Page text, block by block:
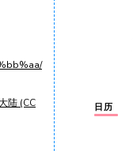
陆 (CC
日历